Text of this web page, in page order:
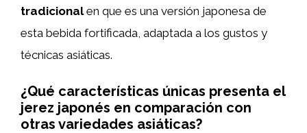
tradicionalen que es una versión japonesa de
esta bebida fortificada, adaptada a los gustos y
técnicas asiáticas.
¿Qué características únicas presenta el
jerez japonés en comparación con
otras variedades asiáticas?